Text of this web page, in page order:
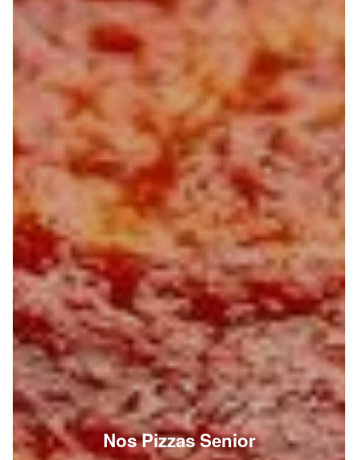
Nos Pizzas Senior